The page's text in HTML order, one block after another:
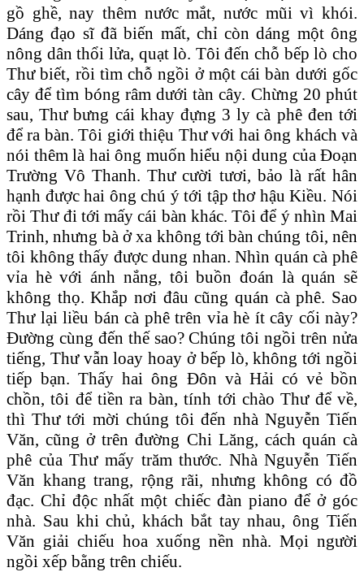
gồ ghề, nay thêm nước mắt, nước mũi vì khói.
Dáng đạo sĩ đã biến mất, chỉ còn dáng một ông
nông dân thổi lửa, quạt lò. Tôi đến chỗ bếp lò cho
Thư biết, rồi tìm chỗ ngồi ở một cái bàn dưới gốc
cây để tìm bóng râm dưới tàn cây. Chừng 20 phút
sau, Thư bưng cái khay đựng 3 ly cà phê đen tới
để ra bàn. Tôi giới thiệu Thư với hai ông khách và
nói thêm là hai ông muốn hiểu nội dung của Đoạn
Trường Vô Thanh. Thư cười tươi, bảo là rất hân
hạnh được hai ông chú ý tới tập thơ hậu Kiều. Nói
rồi Thư đi tới mấy cái bàn khác. Tôi để ý nhìn Mai
Trinh, nhưng bà ở xa không tới bàn chúng tôi, nên
tôi không thấy được dung nhan. Nhìn quán cà phê
vỉa hè với ánh nắng, tôi buồn đoán là quán sẽ
không thọ. Khắp nơi đâu cũng quán cà phê. Sao
Thư lại liều bán cà phê trên vỉa hè ít cây cối này?
Đường cùng đến thế sao? Chúng tôi ngồi trên nửa
tiếng, Thư vẫn loay hoay ở bếp lò, không tới ngồi
tiếp bạn. Thấy hai ông Đôn và Hải có vẻ bồn
chồn, tôi để tiền ra bàn, tính tới chào Thư để về,
thì Thư tới mời chúng tôi đến nhà Nguyễn Tiến
Văn, cũng ở trên đường Chi Lăng, cách quán cà
phê của Thư mấy trăm thước. Nhà Nguyễn Tiến
Văn khang trang, rộng rãi, nhưng không có đồ
đạc. Chỉ độc nhất một chiếc đàn piano để ở góc
nhà. Sau khi chủ, khách bắt tay nhau, ông Tiến
Văn giải chiếu hoa xuống nền nhà. Mọi người
ngồi xếp bằng trên chiếu.